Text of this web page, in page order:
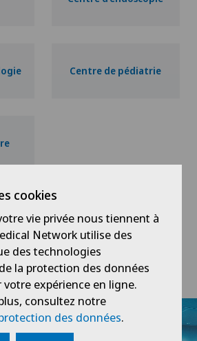
Centre de pédiatrie
cookies
vie privée nous tiennent à
Network utilise des
des technologies
la protection des données
expérience en ligne.
consultez notre
des données.